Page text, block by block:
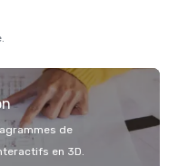
de
en 3D.